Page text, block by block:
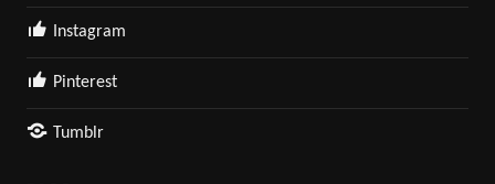
Instagram
Pinterest
Tumblr